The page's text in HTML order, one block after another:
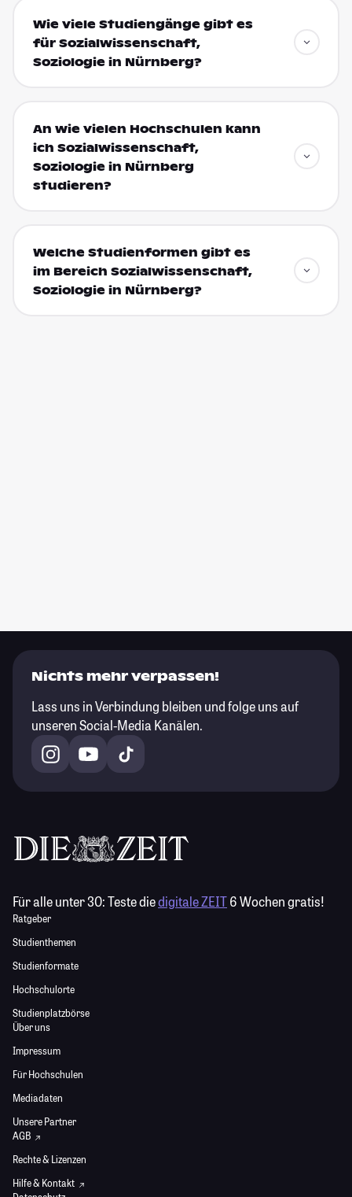
Wie viele Studiengänge gibt es
für Sozialwissenschaft,
Soziologie in Nürnberg?
An wie vielen Hochschulen kann
ich Sozialwissenschaft,
Soziologie in Nürnberg
studieren?
Welche Studienformen gibt es
im Bereich Sozialwissenschaft,
Soziologie in Nürnberg?
Nichts mehr verpassen!
Lass uns in Verbindung bleiben und folge uns auf
unseren Social-Media Kanälen.
Für alle unter 30:Teste diedigitale ZEIT6 Wochen gratis!
Ratgeber
Studienthemen
Studienformate
Hochschulorte
Studienplatzbörse
Über uns
Impressum
Für Hochschulen
Mediadaten
Unsere Partner
AGB
Rechte & Lizenzen
Hilfe & Kontakt